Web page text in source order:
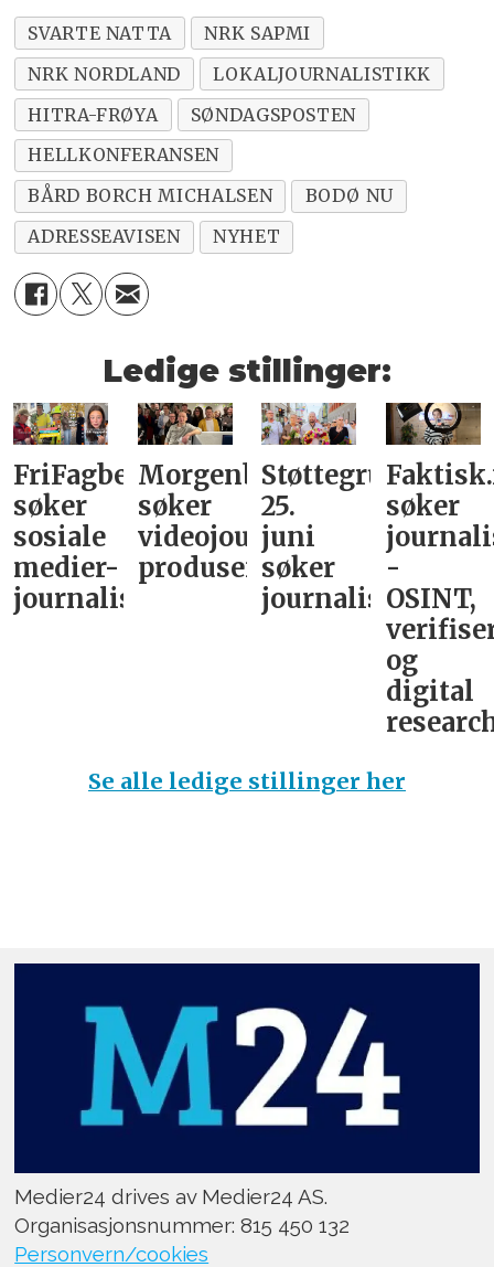
SVARTE NATTA
NRK SAPMI
NRK NORDLAND
LOKALJOURNALISTIKK
HITRA-FRØYA
SØNDAGSPOSTEN
HELLKONFERANSEN
BÅRD BORCH MICHALSEN
BODØ NU
ADRESSEAVISEN
NYHET
Ledige stillinger:
FriFagbevegelse
søker
sosiale
medier-
journalist
Morgenbladet
søker
videojournalist/podkast-
produsent
Støttegruppa
25.
juni
søker
journalist
søker
-
OSINT,
og
digital
Se alle ledige stillinger her
Medier24 drives av Medier24 AS.
Organisasjonsnummer: 815 450 132
Personvern/cookies